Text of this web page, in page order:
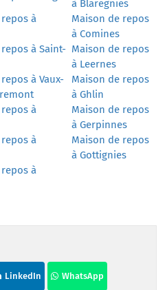
à Blaregnies
à
Maison de repos
à Comines
à Saint- Maison de repos
à Leernes
à Vaux-
Maison de repos
à Ghlin
à
Maison de repos
à Gerpinnes
à
Maison de repos
à Gottignies
à
LinkedIn WhatsApp